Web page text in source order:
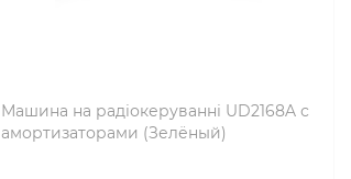
Машина на радіокеруванні UD2168A с
амортизаторами (Зелёный)